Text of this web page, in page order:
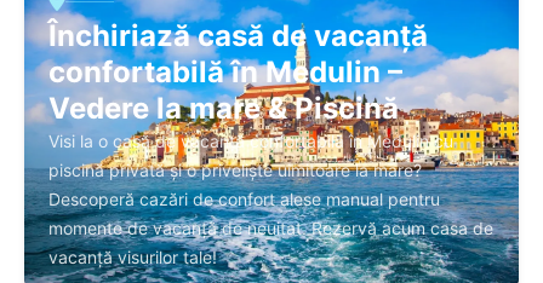
Închiriază casă de vacanță
confortabilă în Medulin –
Vedere la mare & Piscină
Visi la o casă de vacanță confortabilă în Medulin cu
piscină privată și o priveliște uimitoare la mare?
Descoperă cazări de confort alese manual pentru
momente de vacanță de neuitat. Rezervă acum casa de
vacanță visurilor tale!